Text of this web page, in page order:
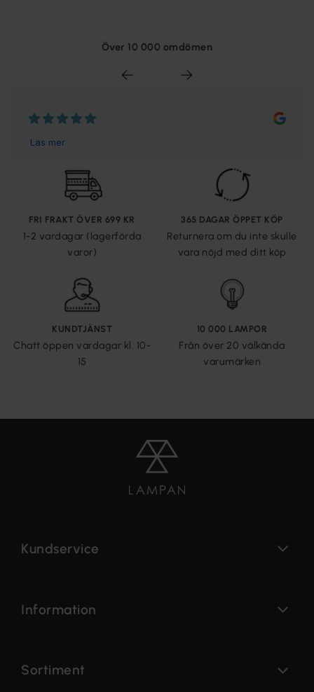
Över 10 000 omdömen
FRI FRAKT ÖVER 699 KR
1-2 vardagar (lagerförda
varor)
365 DAGAR ÖPPET KÖP
Returnera om du inte skulle
vara nöjd med ditt köp
KUNDTJÄNST
Chatt öppen vardagar kl. 10-
15
10 000 LAMPOR
Från över 20 välkända
varumärken
Kundservice
Information
Sortiment